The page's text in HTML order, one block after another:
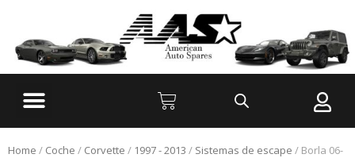
Home / Coche / Corvette / 1997 - 2013 / Sistemas de escape / Borla 06-